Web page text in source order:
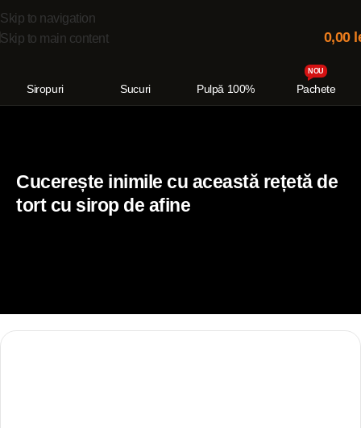
Skip to navigation
Skip to main content
0,00
Siropuri Sucuri Pulpă 100% Pachete
NOU
Cucerește inimile cu această rețetă de
tort cu sirop de afine